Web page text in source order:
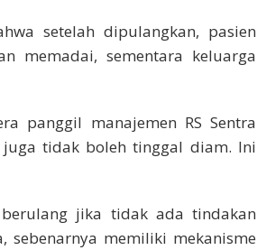
setelah dipulangkan, pasien
memadai, sementara keluarga
panggil manajemen RS Sentra
tidak boleh tinggal diam. Ini
jika tidak ada tindakan
sebenarnya memiliki mekanisme